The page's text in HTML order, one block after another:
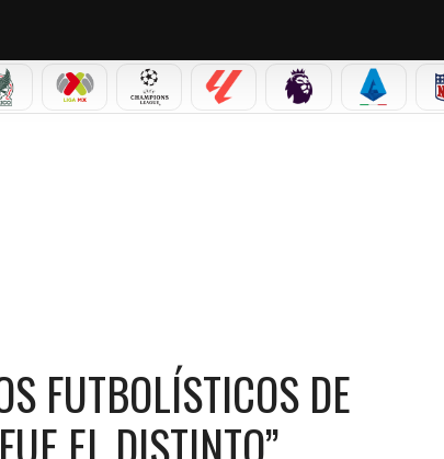
SELECCIÓN MEXICANA
LIGA MX CHAMPIONS LEAGUE
LALIGA PREMIER LEAGUE
SERIE A
FUTBOLÍSTICOS DE
EL DISTINTO”